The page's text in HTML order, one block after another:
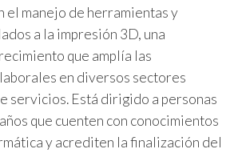
el manejo de herramientas y
a la impresión 3D, una
que amplía las
en diversos sectores
servicios. Está dirigido a personas
que cuenten con conocimientos
y acrediten la finalización del